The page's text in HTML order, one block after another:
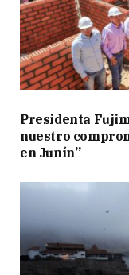
Presidenta
nuestro
en Junín”